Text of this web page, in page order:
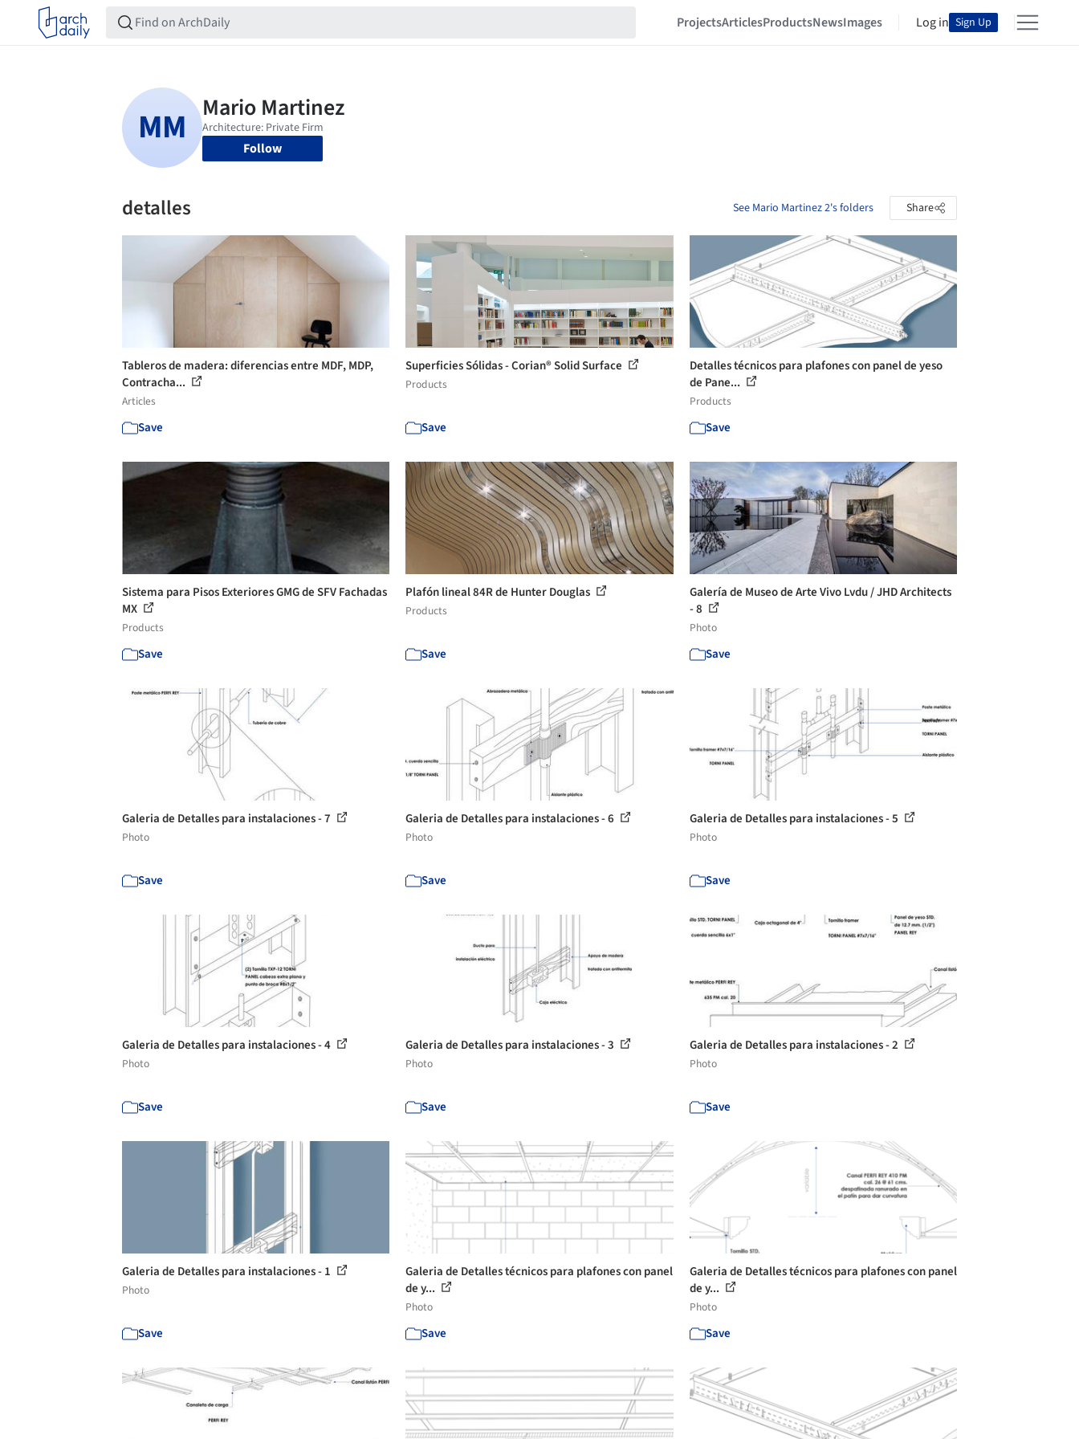
ProjectsArticlesProductsNewsImages Log in Sign Up
Follow
detalles See Mario Martinez 2's folders Share
Tableros de madera: diferencias entre MDF, MDP,
Contracha...
Articles
Save
Superficies Sólidas - Corian® Solid Surface
Products
Save
Detalles técnicos para plafones con panel de yeso
de Pane...
Products
Save
Sistema para Pisos Exteriores GMG de SFV Fachadas
MX
Products
Save
Plafón lineal 84R de Hunter Douglas
Products
Save
Galería de Museo de Arte Vivo Lvdu / JHD Architects
- 8
Photo
Save
Galeria de Detalles para instalaciones - 7
Photo
Save
Galeria de Detalles para instalaciones - 6
Photo
Save
Galeria de Detalles para instalaciones - 5
Photo
Save
Galeria de Detalles para instalaciones - 4
Photo
Save
Galeria de Detalles para instalaciones - 3
Photo
Save
Galeria de Detalles para instalaciones - 2
Photo
Save
Galeria de Detalles para instalaciones - 1
Photo
Save
Galeria de Detalles técnicos para plafones con panel
de y...
Photo
Save
Galeria de Detalles técnicos para plafones con panel
de y...
Photo
Save